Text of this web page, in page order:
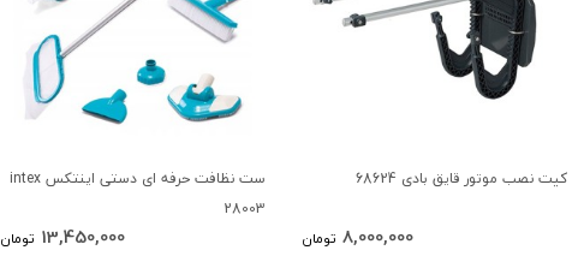
کیت نصب موتور قایق بادی 68624
8,000,000 تومان
ست نظافت حرفه ای دستی اینتکس intex
28003
13,450,000 تومان